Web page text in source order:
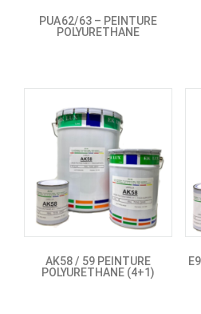
PUA62/63 – PEINTURE
POLYURETHANE
AK58 / 59 PEINTURE
POLYURETHANE (4+1)